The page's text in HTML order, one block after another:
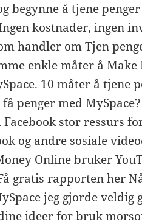
begynne å tjene penger
kostnader, ingen
handler om Tjen
enkle måter å
10 måter å tjene
penger med
stor ressurs
og andre sosiale
Online bruker
gratis rapporten her
jeg gjorde
ideer for bruk